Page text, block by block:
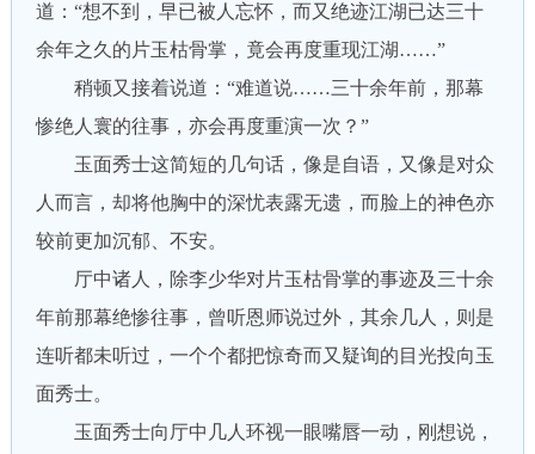
道：“想不到，早已被人忘怀，而又绝迹江湖已达三十
余年之久的片玉枯骨掌，竟会再度重现江湖……”
稍顿又接着说道：“难道说……三十余年前，那幕
惨绝人寰的往事，亦会再度重演一次？”
玉面秀士这简短的几句话，像是自语，又像是对众
人而言，却将他胸中的深忧表露无遗，而脸上的神色亦
较前更加沉郁、不安。
厅中诸人，除李少华对片玉枯骨掌的事迹及三十余
年前那幕绝惨往事，曾听恩师说过外，其余几人，则是
连听都未听过，一个个都把惊奇而又疑询的目光投向玉
面秀士。
玉面秀士向厅中几人环视一眼嘴唇一动，刚想说，